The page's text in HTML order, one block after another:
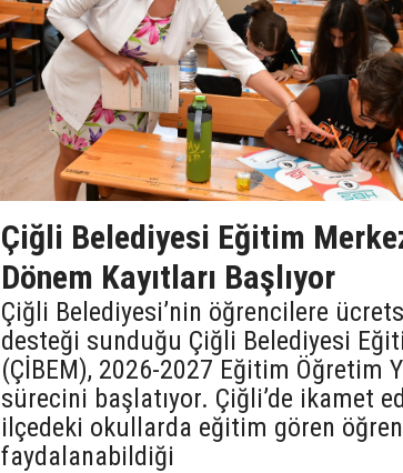
Çiğli Belediyesi Eğitim
Dönem Kayıtları Başlıyor
Çiğli Belediyesi’nin öğrencilere
desteği sunduğu Çiğli Belediyesi
(ÇİBEM), 2026-2027 Eğitim Öğretim
sürecini başlatıyor. Çiğli’de ikamet
ilçedeki okullarda eğitim gören
faydalanabildiği